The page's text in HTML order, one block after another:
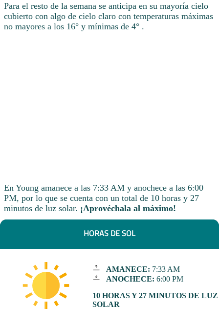
Para el resto de la semana se anticipa en su mayoría cielo
cubierto con algo de cielo claro con temperaturas máximas
no mayores a los 16° y mínimas de 4° .
En Young amanece a las 7:33 AM y anochece a las 6:00
PM, por lo que se cuenta con un total de 10 horas y 27
minutos de luz solar. ¡Aprovéchala al máximo!
HORAS DE SOL
AMANECE: 7:33 AM
ANOCHECE: 6:00 PM
10 HORAS Y 27 MINUTOS DE LUZ
SOLAR